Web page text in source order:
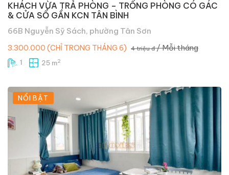
KHÁCH VỪA TRẢ PHÒNG – TRỐNG PHÒNG CÓ GÁC
& CỬA SỔ GẦN KCN TÂN BÌNH
66B Nguyễn Sỹ Sách, phường Tân Sơn
3.300.000 (CHỈ TRONG THÁNG 6) 4 triệu đ / Mỗi tháng
1 25 m2
NỔI BẬT